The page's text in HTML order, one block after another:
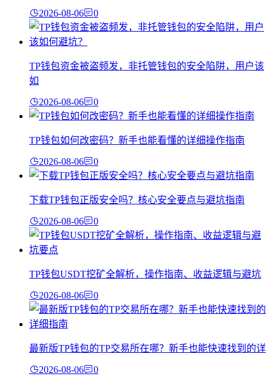
2026-08-06 0
TP钱包资金被盗频发，非托管钱包的安全陷阱，用户该
如
2026-08-06 0
TP钱包如何改密码？新手也能看懂的详细操作指南
2026-08-06 0
下载TP钱包正版安全吗？核心安全要点与避坑指南
2026-08-06 0
TP钱包USDT挖矿全解析，操作指南、收益逻辑与避坑
2026-08-06 0
最新版TP钱包的TP交易所在哪？新手也能快速找到的详
2026-08-06 0